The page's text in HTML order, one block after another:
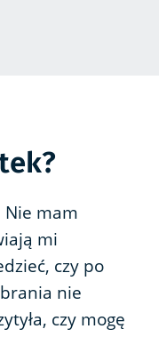
Nie mam
mi
czy po
nie
czy mogę